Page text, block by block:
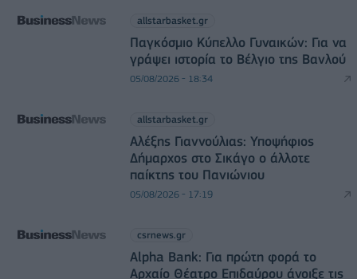
allstarbasket.gr
Παγκόσμιο Κύπελλο Γυναικών: Για να
γράψει ιστορία το Βέλγιο της Βανλού
05/08/2026 - 18:34
allstarbasket.gr
Αλέξης Γιαννούλιας: Υποψήφιος
Δήμαρχος στο Σικάγο ο άλλοτε
παίκτης του Πανιώνιου
05/08/2026 - 17:19
csrnews.gr
Alpha Bank: Για πρώτη φορά το
Αρχαίο Θέατρο Επιδαύρου άνοιξε τις